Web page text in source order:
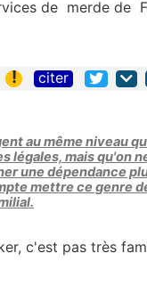
de merde de
! citer
au même niveau
légales, mais qu'on
une dépendance
mettre ce genre
c'est pas très